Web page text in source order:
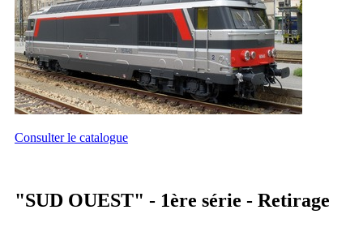
Consulter le catalogue
"SUD OUEST" - 1ère série - Retirage